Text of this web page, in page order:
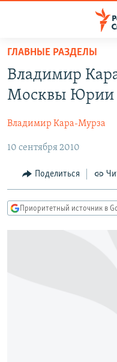
упрощенного
доступа
Вернуться
основному
Вернутся
главной
навигации
Вернутся
ПОДКАСТЫ
АВТОРСКИЕ ПРОЕКТЫ
ЦИТАТЫ СВОБОДЫ
МНЕНИЯ
КУЛЬТУРА
IDEL.РЕАЛИИ
КАВКАЗ.РЕАЛИИ
ГЛАВНЫЕ РАЗДЕЛЫ
Владимир
Москвы Юрии
Владимир Кара-Мурза
10 сентября 2010
Поделиться
Приоритетный источник в